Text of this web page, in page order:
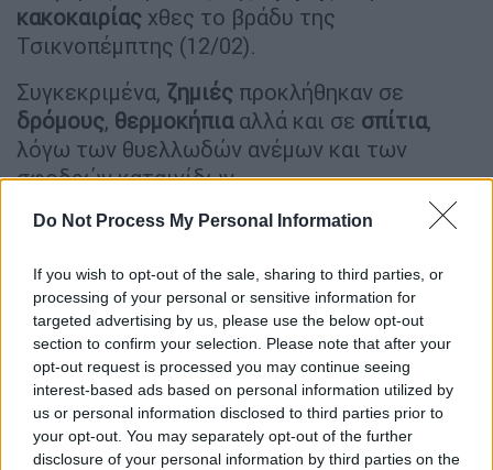
Do Not Process My Personal Information
If you wish to opt-out of the sale, sharing to third parties, or
processing of your personal or sensitive information for
targeted advertising by us, please use the below opt-out
section to confirm your selection. Please note that after your
opt-out request is processed you may continue seeing
interest-based ads based on personal information utilized by
us or personal information disclosed to third parties prior to
your opt-out. You may separately opt-out of the further
disclosure of your personal information by third parties on the
κακοκαιρίας χθες το βράδυ της
Τσικνοπέμπτης (12/02).
Συγκεκριμένα, ζημιές προκλήθηκαν σε
δρόμους, θερμοκήπιααλλά και σε σπίτια,
λόγω των θυελλωδών ανέμων και των
σφοδρών καταιγίδων.
Ελλάδα|13.02.2026 12:03
Ακυρώνονται πάλι τα δρομολόγια του
Οδοντωτού - Έπεσαν βράχια στις
γραμμές